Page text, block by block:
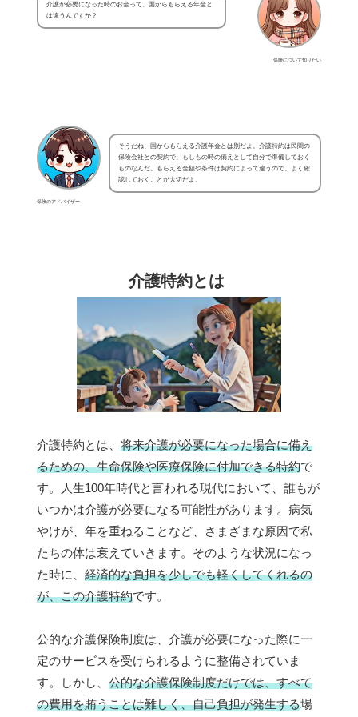
保険について知りたい
介護が必要になった時のお金って、国からもらえる年金と
は違うんですか？
保険のアドバイザー
そうだね、国からもらえる介護年金とは別だよ。介護特約は民間の
保険会社との契約で、もしもの時の備えとして自分で準備しておく
ものなんだ。もらえる金額や条件は契約によって違うので、よく確
認しておくことが大切だよ。
介護特約とは
介護特約とは、 将来介護が必要になった場合に備え
るための、生命保険や医療保険に付加できる特約で
す。人生100年時代と言われる現代において、誰もが
いつかは介護が必要になる可能性があります。病気
やけが、年を重ねることなど、さまざまな原因で私
たちの体は衰えていきます。そのような状況になっ
た時に、 経済的な負担を少しでも軽くしてくれるの
が、この介護特約です。
公的な介護保険制度は、介護が必要になった際に一
定のサービスを受けられるように整備されていま
す。しかし、 公的な介護保険制度だけでは、すべて
の費用を賄うことは難しく、自己負担が発生する場